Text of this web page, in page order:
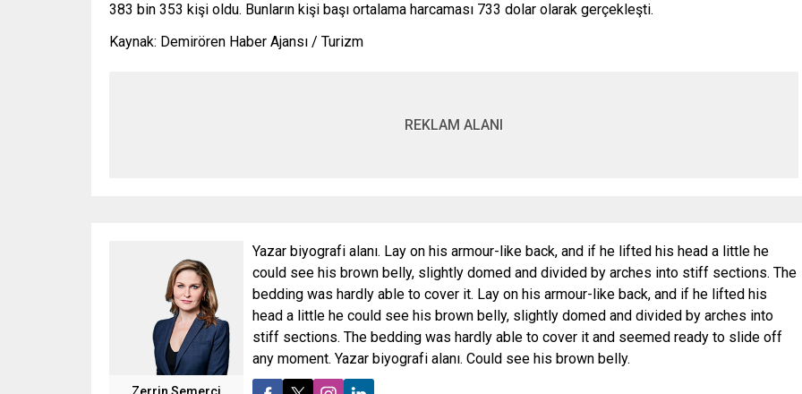
383 bin 353 kişi oldu. Bunların kişi başı ortalama harcaması 733 dolar olarak gerçekleşti.
Kaynak: Demirören Haber Ajansı / Turizm
REKLAM ALANI
Yazar biyografi alanı. Lay on his armour-like back, and if he lifted his head a little he
could see his brown belly, slightly domed and divided by arches into stiff sections. The
bedding was hardly able to cover it. Lay on his armour-like back, and if he lifted his
head a little he could see his brown belly, slightly domed and divided by arches into
stiff sections. The bedding was hardly able to cover it and seemed ready to slide off
any moment. Yazar biyografi alanı. Could see his brown belly.